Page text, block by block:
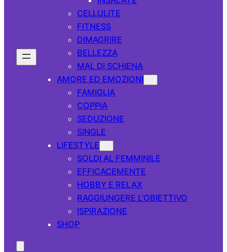
CELLULITE
FITNESS
DIMAGRIRE
BELLEZZA
MAL DI SCHIENA
AMORE ED EMOZIONI
FAMIGLIA
COPPIA
SEDUZIONE
SINGLE
LIFESTYLE
SOLDI AL FEMMINILE
EFFICACEMENTE
HOBBY E RELAX
RAGGIUNGERE L’OBIETTIVO
ISPIRAZIONE
SHOP